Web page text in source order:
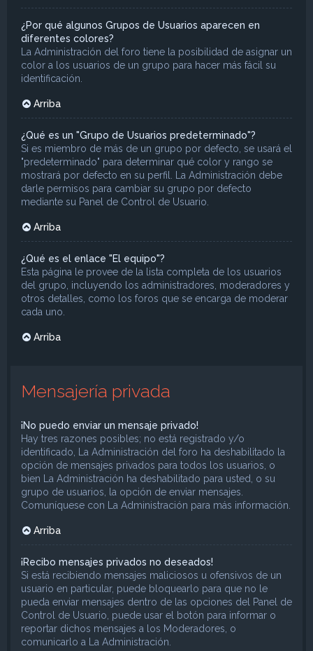
¿Por qué algunos Grupos de Usuarios aparecen en
diferentes colores?
La Administración del foro tiene la posibilidad de asignar un
color a los usuarios de un grupo para hacer más fácil su
identificación.
Arriba
¿Qué es un "Grupo de Usuarios predeterminado"?
Si es miembro de más de un grupo por defecto, se usará el
"predeterminado" para determinar qué color y rango se
mostrará por defecto en su perfil. La Administración debe
darle permisos para cambiar su grupo por defecto
mediante su Panel de Control de Usuario.
Arriba
¿Qué es el enlace "El equipo"?
Esta página le provee de la lista completa de los usuarios
del grupo, incluyendo los administradores, moderadores y
otros detalles, como los foros que se encarga de moderar
cada uno.
Arriba
Mensajería privada
¡No puedo enviar un mensaje privado!
Hay tres razones posibles; no está registrado y/o
identificado, La Administración del foro ha deshabilitado la
opción de mensajes privados para todos los usuarios, o
bien La Administración ha deshabilitado para usted, o su
grupo de usuarios, la opción de enviar mensajes.
Comuníquese con La Administración para más información.
Arriba
¡Recibo mensajes privados no deseados!
Si está recibiendo mensajes maliciosos u ofensivos de un
usuario en particular, puede bloquearlo para que no le
pueda enviar mensajes dentro de las opciones del Panel de
Control de Usuario, puede usar el botón para informar o
reportar dichos mensajes a los Moderadores, o
comunicarlo a La Administración.